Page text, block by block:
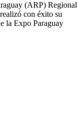
(ARP) Regional
con éxito su
la Expo Paraguay